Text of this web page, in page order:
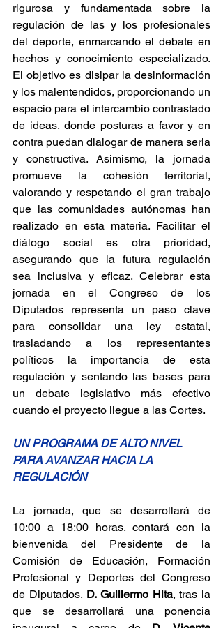
rigurosa y fundamentada sobre la
regulación de las y los profesionales
del deporte, enmarcando el debate en
hechos y conocimiento especializado.
El objetivo es disipar la desinformación
y los malentendidos, proporcionando un
espacio para el intercambio contrastado
de ideas, donde posturas a favor y en
contra puedan dialogar de manera seria
y constructiva. Asimismo, la jornada
promueve la cohesión territorial,
valorando y respetando el gran trabajo
que las comunidades autónomas han
realizado en esta materia. Facilitar el
diálogo social es otra prioridad,
asegurando que la futura regulación
sea inclusiva y eficaz. Celebrar esta
jornada en el Congreso de los
Diputados representa un paso clave
para consolidar una ley estatal,
trasladando a los representantes
políticos la importancia de esta
regulación y sentando las bases para
un debate legislativo más efectivo
cuando el proyecto llegue a las Cortes.
UN PROGRAMA DE ALTO NIVEL
PARA AVANZAR HACIA LA
REGULACIÓN
La jornada, que se desarrollará de
10:00 a 18:00 horas, contará con la
bienvenida del Presidente de la
Comisión de Educación, Formación
Profesional y Deportes del Congreso
de Diputados, D. Guillermo Hita, tras la
que se desarrollará una ponencia